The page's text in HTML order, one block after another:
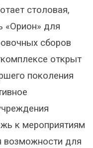
столовая,
«Орион» для
сборов
открыт
поколения
к мероприятиям
возможности для